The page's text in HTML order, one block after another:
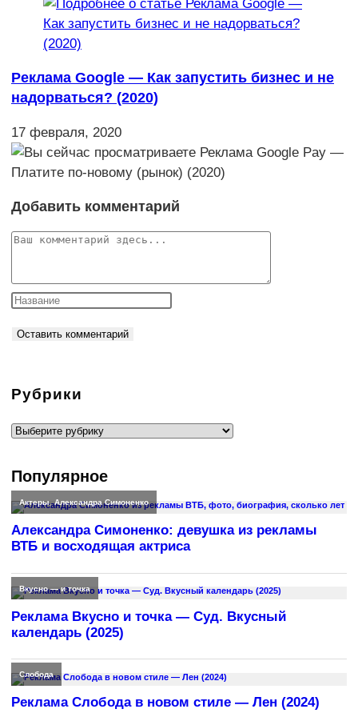
Реклама Google — Как запустить бизнес и не
надорваться? (2020)
17 февраля, 2020
Добавить комментарий
Комментарий
Рубрики
Рубрики
Популярное
Актеры,Александра Симоненко
Александра Симоненко: девушка из рекламы
ВТБ и восходящая актриса
Вкусно — и точка
Реклама Вкусно и точка — Суд. Вкусный
календарь (2025)
Слобода
Реклама Слобода в новом стиле — Лен (2024)